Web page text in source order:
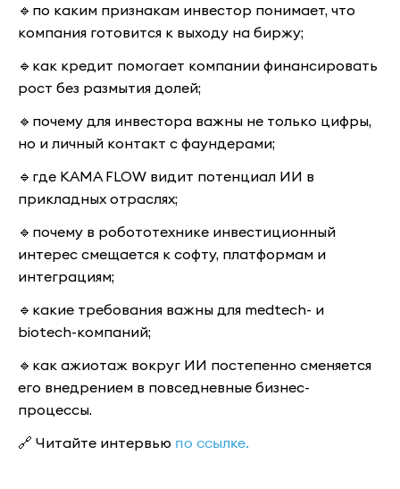
🔹по каким признакам инвестор понимает, что
компания готовится к выходу на биржу;
🔹как кредит помогает компании финансировать
рост без размытия долей;
🔹почему для инвестора важны не только цифры,
но и личный контакт с фаундерами;
🔹где KAMA FLOW видит потенциал ИИ в
прикладных отраслях;
🔹почему в робототехнике инвестиционный
интерес смещается к софту, платформам и
интеграциям;
🔹какие требования важны для medtech- и
biotech-компаний;
🔹как ажиотаж вокруг ИИ постепенно сменяется
его внедрением в повседневные бизнес-
процессы.
🔗 Читайте интервью по ссылке.